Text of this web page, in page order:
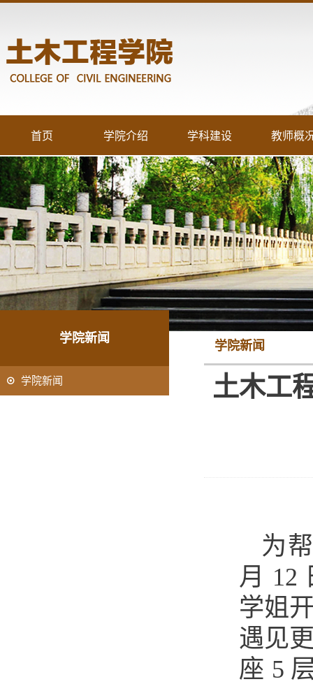
首页 学院介绍 学科建设 教师概
学院新闻
学院新闻
学院新闻
土木工
为
月 12
学姐
遇见
座 5